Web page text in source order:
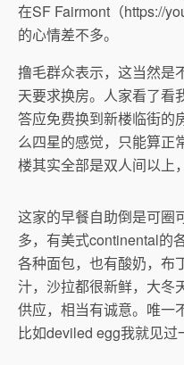
在SF Fairmont（https://
的心情差不多。
撸毛群众表示，这当然是
天要求换房。人家看了看
答应免费换到新楼临街的
么四星的感觉，只能算正
楼其实全部是双人间以上
这家的早餐自助倒是可圈
多，有美式continental的
各种面包，也有酸奶，布
汁，沙拉都很新鲜，大冬
供应，相当有诚意。唯一
比如deviled egg我就见